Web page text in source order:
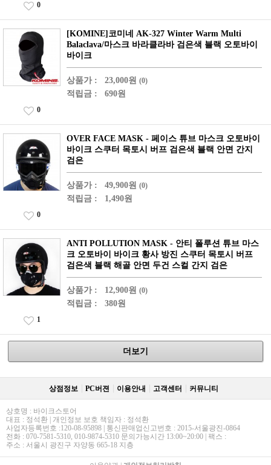
0
[KOMINE]코미네 AK-327 Winter Warm Multi
Balaclava/마스크 바라클라바 검은색 블랙 오토바이
바이크
상품가 : 23,000원 (0)
적립금 : 690원
0
OVER FACE MASK - 페이스 튜브 마스크 오토바이
바이크 스쿠터 목토시 버프 검은색 블랙 안면 간지
검은
상품가 : 49,900원 (0)
적립금 : 1,490원
0
ANTI POLLUTION MASK - 안티 폴루션 튜브 마스
크 오토바이 바이크 황사 방진 스쿠터 목토시 버프
검은색 블랙 해골 안면 두건 스컬 간지 검은
상품가 : 12,900원 (0)
적립금 : 380원
1
더보기
상점정보 PC버젼 이용안내 고객센터 커뮤니티
상호명 : 바이크스토어
대표 : 정석환 | 개인정보 보호 책임자 : 정석환
사업자등록번호 :120-08-95898 | 통신판매업신고번호 : 2015-서울광진-0864
전화 : 070-7581-5310, 010-9874-5310 문의가능시간 13:00~20:00 | 팩스 :
주소 : 서울시 광진구 자양동 665-18 지층